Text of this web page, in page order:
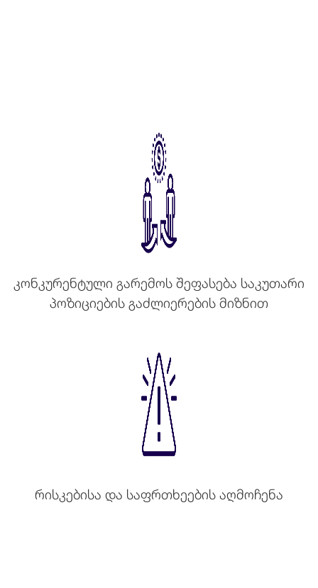
კონკურენტული გარემოს შეფასება საკუთარი
პოზიციების გაძლიერების მიზნით
რისკებისა და საფრთხეების აღმოჩენა